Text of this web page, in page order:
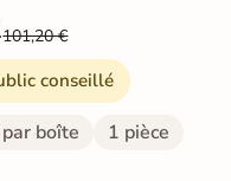
101,20 €
conseillé
boîte 1 pièce